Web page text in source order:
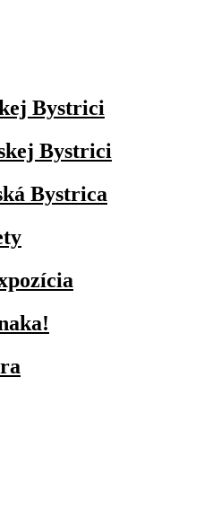
Bystrici
Bystrici
Bystrica